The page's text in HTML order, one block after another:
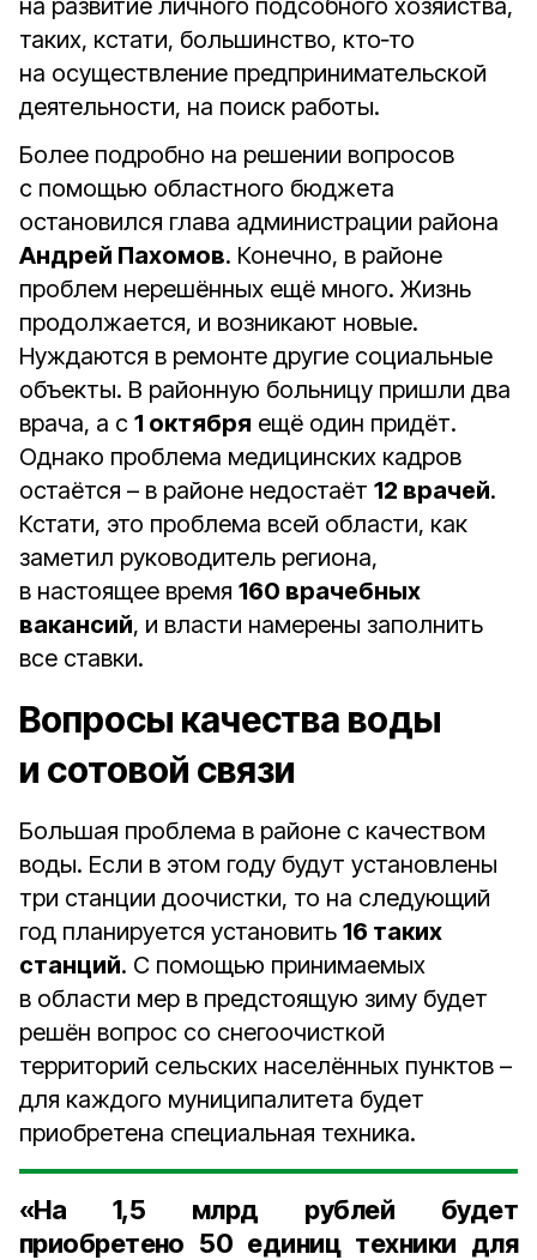
на развитие личного подсобного хозяйства,
таких, кстати, большинство, кто‑то
на осуществление предпринимательской
деятельности, на поиск работы.
Более подробно на решении вопросов
с помощью областного бюджета
остановился глава администрации района
Андрей Пахомов. Конечно, в районе
проблем нерешённых ещё много. Жизнь
продолжается, и возникают новые.
Нуждаются в ремонте другие социальные
объекты. В районную больницу пришли два
врача, а с 1 октября ещё один придёт.
Однако проблема медицинских кадров
остаётся – в районе недостаёт 12 врачей.
Кстати, это проблема всей области, как
заметил руководитель региона,
в настоящее время 160 врачебных
вакансий, и власти намерены заполнить
все ставки.
Вопросы качества воды
и сотовой связи
Большая проблема в районе с качеством
воды. Если в этом году будут установлены
три станции доочистки, то на следующий
год планируется установить 16 таких
станций. С помощью принимаемых
в области мер в предстоящую зиму будет
решён вопрос со снегоочисткой
территорий сельских населённых пунктов –
для каждого муниципалитета будет
приобретена специальная техника.
«На 1,5 млрд рублей будет
приобретено 50 едиництехники для